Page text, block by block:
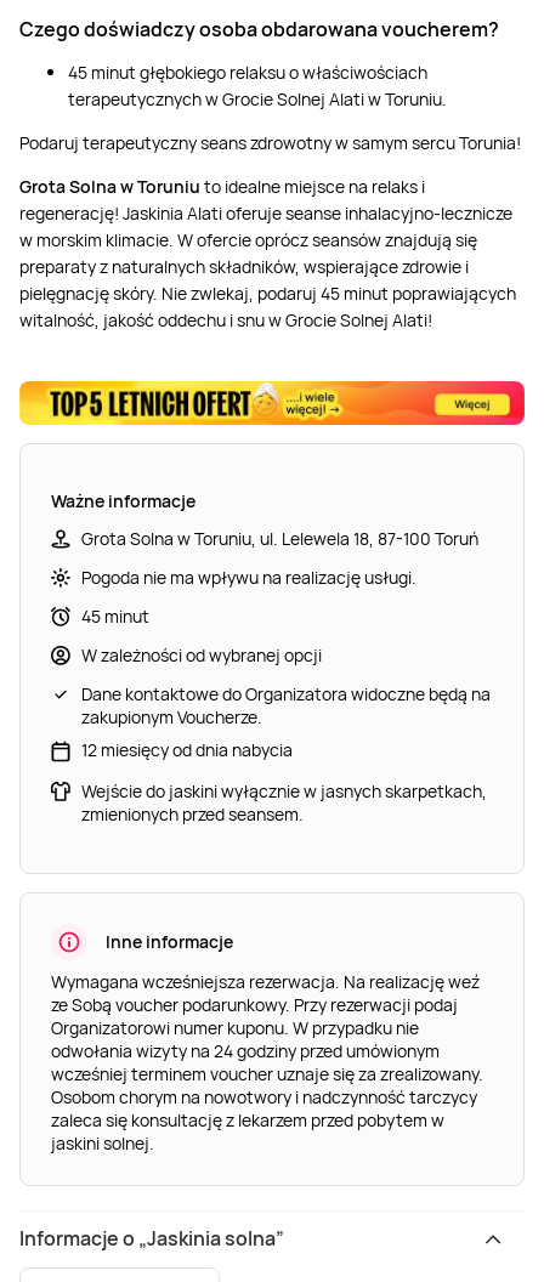
Czego doświadczy osoba obdarowana voucherem?
45 minut głębokiego relaksu o właściwościach
terapeutycznych w Grocie Solnej Alati w Toruniu.
Podaruj terapeutyczny seans zdrowotny w samym sercu Torunia!
Grota Solna w Toruniu to idealne miejsce na relaks i
regenerację! Jaskinia Alati oferuje seanse inhalacyjno-lecznicze
w morskim klimacie. W ofercie oprócz seansów znajdują się
preparaty z naturalnych składników, wspierające zdrowie i
pielęgnację skóry. Nie zwlekaj, podaruj 45 minut poprawiających
witalność, jakość oddechu i snu w Grocie Solnej Alati!
Ważne informacje
Grota Solna w Toruniu, ul. Lelewela 18, 87-100 Toruń
Pogoda nie ma wpływu na realizację usługi.
45 minut
W zależności od wybranej opcji
Dane kontaktowe do Organizatora widoczne będą na
zakupionym Voucherze.
12 miesięcy od dnia nabycia
Wejście do jaskini wyłącznie w jasnych skarpetkach,
zmienionych przed seansem.
Inne informacje
Wymagana wcześniejsza rezerwacja. Na realizację weź
ze Sobą voucher podarunkowy. Przy rezerwacji podaj
Organizatorowi numer kuponu. W przypadku nie
odwołania wizyty na 24 godziny przed umówionym
wcześniej terminem voucher uznaje się za zrealizowany.
Osobom chorym na nowotwory i nadczynność tarczycy
zaleca się konsultację z lekarzem przed pobytem w
jaskini solnej.
Informacje o „Jaskinia solna”